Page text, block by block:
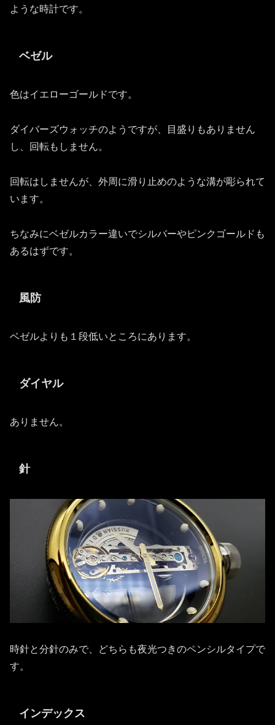
ような時計です。
ベゼル
色はイエローゴールドです。
ダイバーズウォッチのようですが、目盛りもありません
し、回転もしません。
回転はしませんが、外周に滑り止めのような溝が彫られて
います。
ちなみにベゼルカラー違いでシルバーやピンクゴールドも
あるはずです。
風防
ベゼルよりも１段低いところにあります。
ダイヤル
ありません。
針
時針と分針のみで、どちらも夜光つきのペンシルタイプで
す。
インデックス